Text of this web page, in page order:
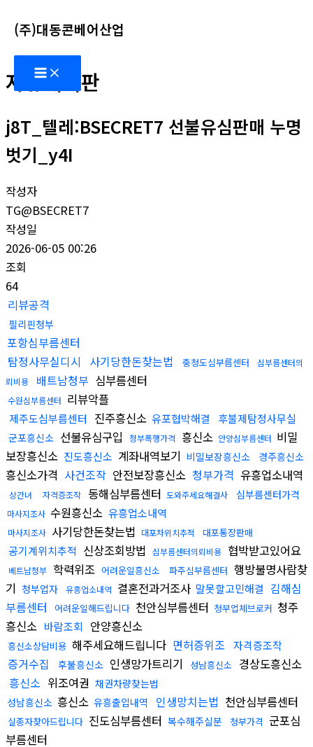
텐
츠
로
건
뛰
기
(주)대동콘베어산업
Main
Menu
자유게시판
j8T_텔레:BSECRET7 선불유심판매 누명
벗기_y4I
작성자
TG@BSECRET7
작성일
2026-06-05 00:26
조회
64
리뷰공격
필리핀청부
포항심부름센터
탐정사무실디시
사기당한돈찾는법 충청도심부름센터
심부름센터의
뢰비용
배트남청부 심부름센터
수원심부름센터 리뷰악플
제주도심부름센터 진주흥신소 유포협박해결 후불제탐정사무실
군포흥신소 선불유심구입 청부폭행가격 흥신소 안양심부름센터 비밀
보장흥신소 진도흥신소 계좌내역보기 비밀보장흥신소 경주흥신소
흥신소가격 사건조작 안전보장흥신소 청부가격 유흥업소내역
상간녀 자격증조작 동해심부름센터 도와주세요해결사 심부름센터가격
마사지조사 수원흥신소 유흥업소내역
마사지조사 사기당한돈찾는법 대포차위치추적 대포통장판매
공기계위치추적 신상조회방법 심부름센터의뢰비용 협박받고있어요
베트남청부 학력위조 어려운일흥신소 파주심부름센터 행방불명사람찾
기 청부업자 유흥업소내역 결혼전과거조사 말못할고민해결 김해심
부름센터
어려운일해드립니다 천안심부름센터 청부업체브로커 청주
흥신소 바람조회 안양흥신소
흥신소상담비용 해주세요해드립니다 면허증위조 자격증조작
증거수집 후불흥신소 인생망가트리기 성남흥신소
경상도흥신소
흥신소 위조여권 채권차량찾는법
성남흥신소 흥신소 유흥출입내역 인생망치는법 천안심부름센터
실종자찾아드립니다 진도심부름센터 복수해주실분 청부가격 군포심
부름센터